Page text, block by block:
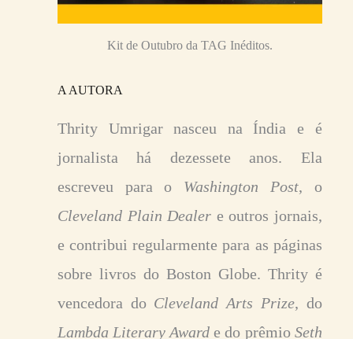
Kit de Outubro da TAG Inéditos.
A AUTORA
Thrity Umrigar nasceu na Índia e é
jornalista há dezessete anos. Ela
escreveu para o Washington Post, o
Cleveland Plain Dealer e outros jornais,
e contribui regularmente para as páginas
sobre livros do Boston Globe. Thrity é
vencedora do Cleveland Arts Prize, do
Lambda Literary Award e do prêmio Seth